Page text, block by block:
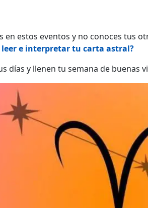
en estos eventos y no conoces tus
leer e interpretar tu carta astral?
días y llenen tu semana de buenas